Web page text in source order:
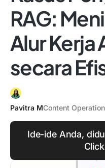
RAG:
Alur Kerja
secara
Pavitra MContent
Ide-ide Anda,